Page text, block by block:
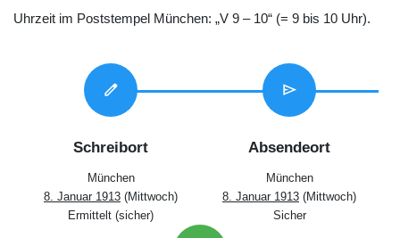
Uhrzeit im Poststempel München: „V 9 ‒ 10“ (= 9 bis 10 Uhr).
edit
Schreibort
München
8. Januar 1913 (Mittwoch)
Ermittelt (sicher)
send
Absendeort
München
8. Januar 1913 (Mittwoch)
Sicher